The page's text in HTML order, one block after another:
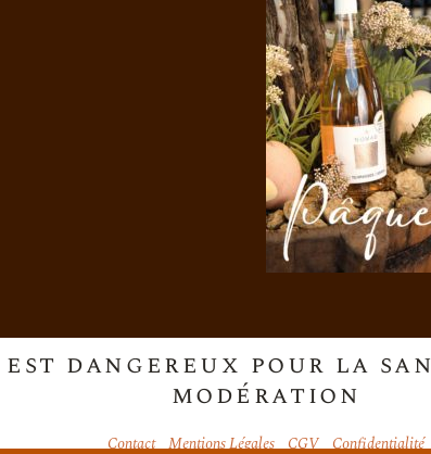
est dangereux pour la
modération
Contact Mentions Légales CGV Confidentialité